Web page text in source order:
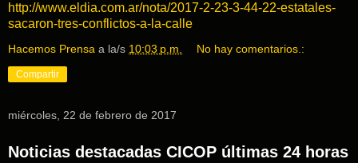
http://www.eldia.com.ar/nota/2017-2-23-3-44-22-estatales-
sacaron-tres-conflictos-a-la-calle
Hacemos Prensa a la/s 10:03 p.m. No hay comentarios.:
Compartir
miércoles, 22 de febrero de 2017
Noticias destacadas CICOP últimas 24 horas